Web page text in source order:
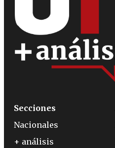
Secciones
Nacionales
+ análisis